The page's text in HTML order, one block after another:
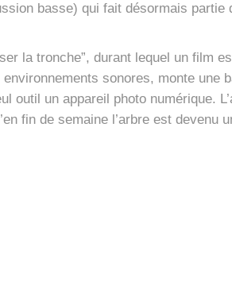
basse) qui fait désor­mais par­tie
la tronche”, durant lequel un film
sonores, monte une
outil un appa­reil pho­to numé­rique.
fin de semaine l’arbre est deve­nu